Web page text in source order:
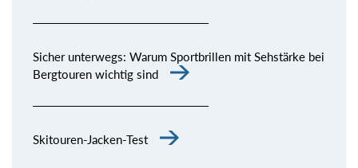
Sicher unterwegs: Warum Sportbrillen mit Sehstärke bei
Bergtouren wichtig sind
Skitouren-Jacken-Test